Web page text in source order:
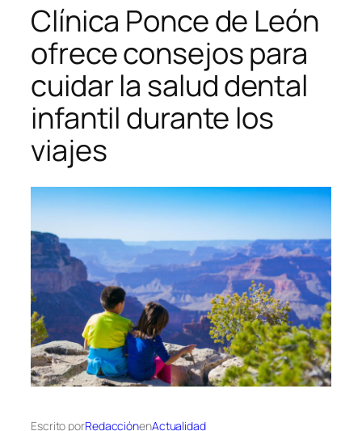
Clínica Ponce de León
ofrece consejos para
cuidar la salud dental
infantil durante los
viajes
Escrito porRedacciónenActualidad